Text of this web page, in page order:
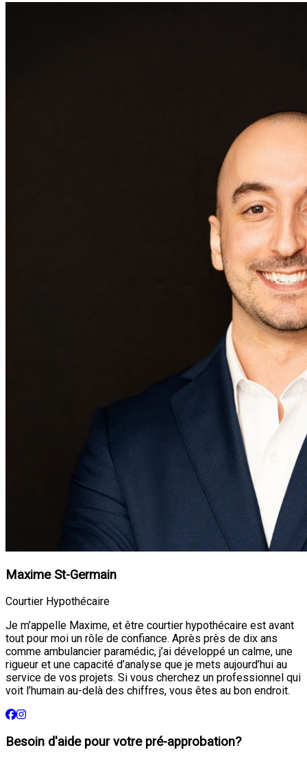
Maxime St-Germain
Courtier Hypothécaire
Je m’appelle Maxime, et être courtier hypothécaire est avant
tout pour moi un rôle de confiance. Après près de dix ans
comme ambulancier paramédic, j’ai développé un calme, une
rigueur et une capacité d’analyse que je mets aujourd’hui au
service de vos projets. Si vous cherchez un professionnel qui
voit l’humain au-delà des chiffres, vous êtes au bon endroit.
Besoin d'aide pour votre pré-approbation?